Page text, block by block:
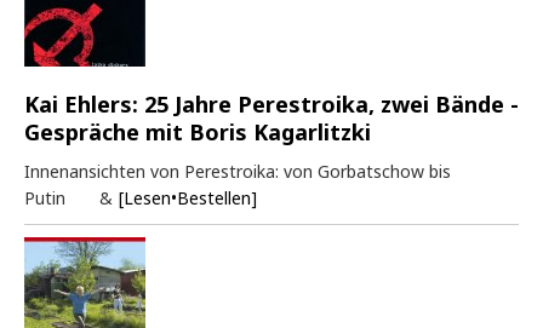
Kai Ehlers: 25 Jahre Perestroika, zwei Bände -
Gespräche mit Boris Kagarlitzki
Innenansichten von Perestroika: von Gorbatschow bis
Putin & [Lesen•Bestellen]